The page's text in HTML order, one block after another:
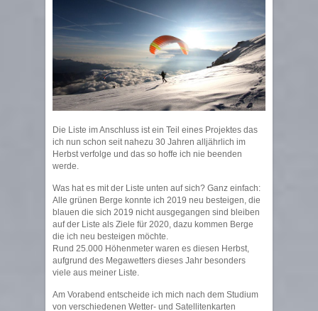
Die Liste im Anschluss ist ein Teil eines Projektes das
ich nun schon seit nahezu 30 Jahren alljährlich im
Herbst verfolge und das so hoffe ich nie beenden
werde.
Was hat es mit der Liste unten auf sich? Ganz einfach:
Alle grünen Berge konnte ich 2019 neu besteigen, die
blauen die sich 2019 nicht ausgegangen sind bleiben
auf der Liste als Ziele für 2020, dazu kommen Berge
die ich neu besteigen möchte.
Rund 25.000 Höhenmeter waren es diesen Herbst,
aufgrund des Megawetters dieses Jahr besonders
viele aus meiner Liste.
Am Vorabend entscheide ich mich nach dem Studium
von verschiedenen Wetter- und Satellitenkarten